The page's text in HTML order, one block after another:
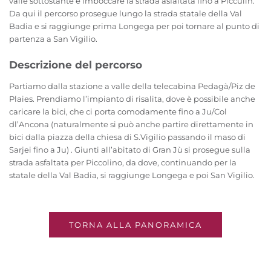
Da qui il percorso prosegue lungo la strada statale della Val
Badia e si raggiunge prima Longega per poi tornare al punto di
partenza a San Vigilio.
Descrizione del percorso
Partiamo dalla stazione a valle della telecabina Pedagà/Piz de
Plaies. Prendiamo l’impianto di risalita, dove è possibile anche
caricare la bici, che ci porta comodamente fino a Ju/Col
dl’Ancona (naturalmente si può anche partire direttamente in
bici dalla piazza della chiesa di S.Vigilio passando il maso di
Sarjei fino a Ju) . Giunti all’abitato di Gran Jù si prosegue sulla
strada asfaltata per Piccolino, da dove, continuando per la
statale della Val Badia, si raggiunge Longega e poi San Vigilio.
TORNA ALLA PANORAMICA